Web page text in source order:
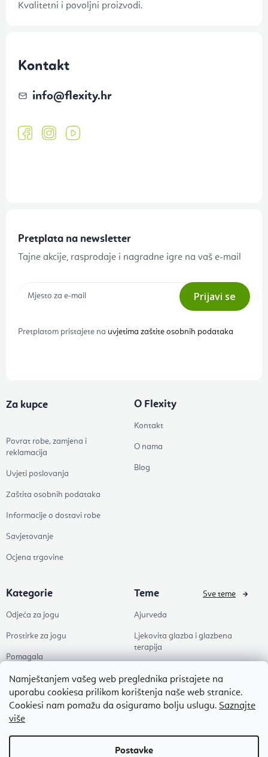
Namještanjem vašeg web preglednika pristajete na
uporabu cookiesa prilikom korištenja naše web stranice.
Cookiesi nam pomažu da osiguramo bolju uslugu. Saznajte
više
Kvalitetni i povoljni proizvodi.
Kontakt
info@flexity.hr
Pretplata na newsletter
Tajne akcije, rasprodaje i nagradne igre na vaš e-mail
Prijavi se
Pretplatom pristajete na uvjetima zaštite osobnih podataka
Za kupce
Povrat robe, zamjena i
reklamacija
Uvjeti poslovanja
Zaštita osobnih podataka
Informacije o dostavi robe
Savjetovanje
Ocjena trgovine
O Flexity
Kontakt
O nama
Blog
Kategorie
Odjeća za jogu
Prostirke za jogu
Pomagala
Zdravlje
Dodaci
Popusti
Teme
Ajurveda
Ljekovita glazba i glazbena
terapija
Pilates
Zen
Sve teme
. Sva prava pridržana.